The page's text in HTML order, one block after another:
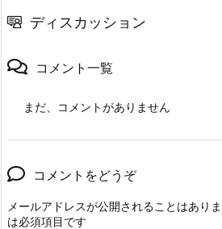
ディスカッション
コメント一覧
まだ、コメントがありません
コメントをどうぞ
メールアドレスが公開されることはありま
は必須項目です